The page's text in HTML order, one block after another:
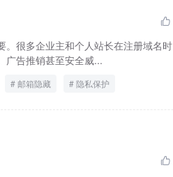

。很多企业主和个人站长在注册域名时
广告推销甚至安全威...
邮箱隐藏 隐私保护
